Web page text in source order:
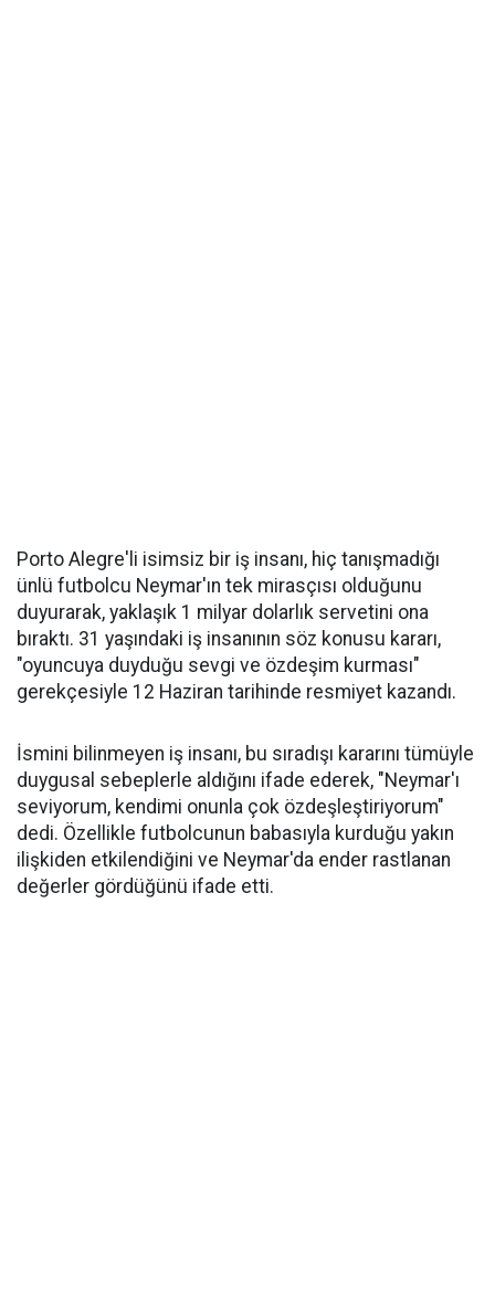
Porto Alegre'li isimsiz bir iş insanı, hiç tanışmadığı
ünlü futbolcu Neymar'ın tek mirasçısı olduğunu
duyurarak, yaklaşık 1 milyar dolarlık servetini ona
bıraktı. 31 yaşındaki iş insanının söz konusu kararı,
"oyuncuya duyduğu sevgi ve özdeşim kurması"
gerekçesiyle 12 Haziran tarihinde resmiyet kazandı.
İsmini bilinmeyen iş insanı, bu sıradışı kararını tümüyle
duygusal sebeplerle aldığını ifade ederek, "Neymar'ı
seviyorum, kendimi onunla çok özdeşleştiriyorum"
dedi. Özellikle futbolcunun babasıyla kurduğu yakın
ilişkiden etkilendiğini ve Neymar'da ender rastlanan
değerler gördüğünü ifade etti.